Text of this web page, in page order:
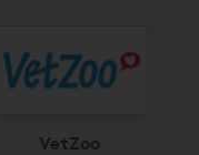
VetZoo